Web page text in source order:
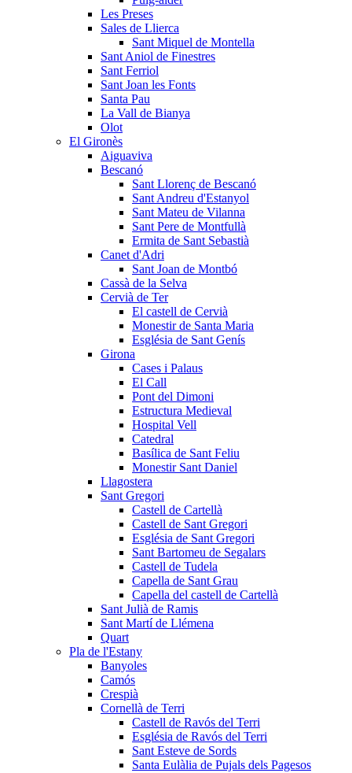
Les Preses
Sales de Llierca
Sant Miquel de Montella
Sant Aniol de Finestres
Sant Ferriol
Sant Joan les Fonts
Santa Pau
La Vall de Bianya
Olot
El Gironès
Aiguaviva
Bescanó
Sant Llorenç de Bescanó
Sant Andreu d'Estanyol
Sant Mateu de Vilanna
Sant Pere de Montfullà
Ermita de Sant Sebastià
Canet d'Adri
Sant Joan de Montbó
Cassà de la Selva
Cervià de Ter
El castell de Cervià
Monestir de Santa Maria
Església de Sant Genís
Girona
Cases i Palaus
El Call
Pont del Dimoni
Estructura Medieval
Hospital Vell
Catedral
Basílica de Sant Feliu
Monestir Sant Daniel
Llagostera
Sant Gregori
Castell de Cartellà
Castell de Sant Gregori
Església de Sant Gregori
Sant Bartomeu de Segalars
Castell de Tudela
Capella de Sant Grau
Capella del castell de Cartellà
Sant Julià de Ramis
Sant Martí de Llémena
Quart
Pla de l'Estany
Banyoles
Camós
Crespià
Cornellà de Terri
Castell de Ravós del Terri
Església de Ravós del Terri
Sant Esteve de Sords
Santa Eulàlia de Pujals dels Pagesos